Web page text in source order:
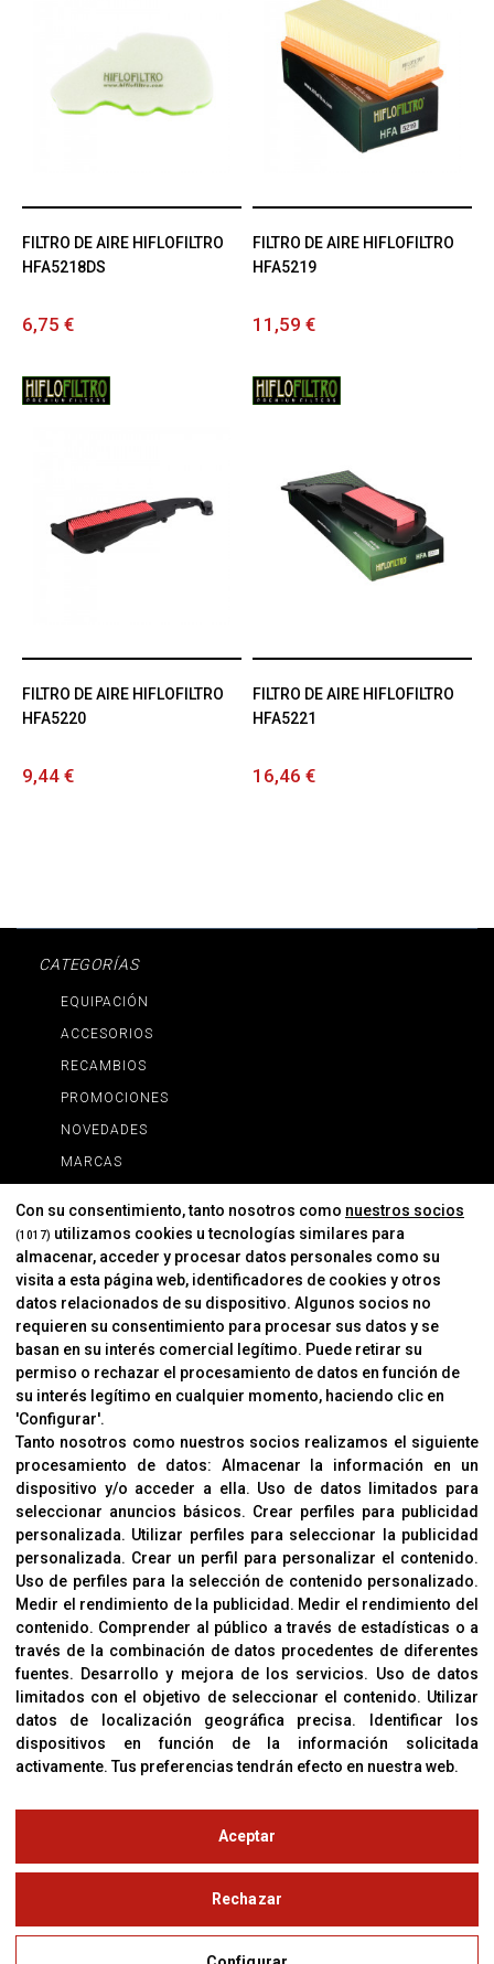
FILTRO DE AIRE HIFLOFILTRO
HFA5218DS
6,75 €
FILTRO DE AIRE HIFLOFILTRO
HFA5219
11,59 €
FILTRO DE AIRE HIFLOFILTRO
HFA5220
9,44 €
FILTRO DE AIRE HIFLOFILTRO
HFA5221
16,46 €
CATEGORÍAS
EQUIPACIÓN
ACCESORIOS
RECAMBIOS
PROMOCIONES
NOVEDADES
MARCAS
INFORMACIÓN
Contacto
Cambios Y Devoluciones
CORVER
Aviso Legal
Sobre Nosotros
Cookies
Política De Privacidad
OFICINAS
C/ Coneixement 5, 08850
Gavà (Barcelona)
CONTACTO
T. (+34) 93 638 38 60
corver@corver.es
© Copyright 2019
Con su consentimiento, tanto nosotros como nuestros socios
(1017) utilizamos cookies u tecnologías similares para
almacenar, acceder y procesar datos personales como su
visita a esta página web, identificadores de cookies y otros
datos relacionados de su dispositivo. Algunos socios no
requieren su consentimiento para procesar sus datos y se
basan en su interés comercial legítimo. Puede retirar su
permiso o rechazar el procesamiento de datos en función de
su interés legítimo en cualquier momento, haciendo clic en
'Configurar'.
Tanto nosotros como nuestros socios realizamos el siguiente
procesamiento de datos: Almacenar la información en un
dispositivo y/o acceder a ella. Uso de datos limitados para
seleccionar anuncios básicos. Crear perfiles para publicidad
personalizada. Utilizar perfiles para seleccionar la publicidad
personalizada. Crear un perfil para personalizar el contenido.
Uso de perfiles para la selección de contenido personalizado.
Medir el rendimiento de la publicidad . Medir el rendimiento del
contenido. Comprender al público a través de estadísticas o a
través de la combinación de datos procedentes de diferentes
fuentes. Desarrollo y mejora de los servicios. Uso de datos
limitados con el objetivo de seleccionar el contenido. Utilizar
datos de localización geográfica precisa.
Identificar los
dispositivos en función de la información solicitada
activamente.Tus preferencias tendrán efecto en nuestra web.
Rechazar
Aceptar
Aviso Legal